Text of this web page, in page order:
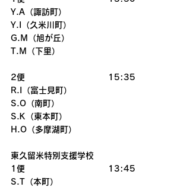
Y.A（諏訪町）
Y.I（久米川町）
G.M（旭が丘）
T.M（下里）
2便　　　　　　　　　　15:35
R.I（富士見町）
S.O（南町）
S.K（東本町）
H.O（多摩湖町）
東久留米特別支援学校
1便　　　　　　　　　　13:45
S.T（本町）